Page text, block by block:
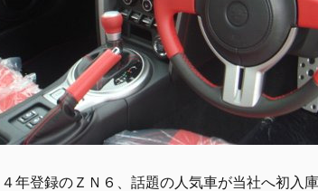
年登録のＺＮ６、話題の人気車が当社へ初入